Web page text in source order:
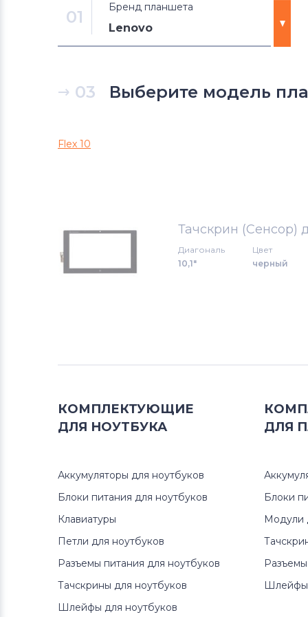
01 Бренд планшета
Lenovo
Тачскрины для планшетов
Тачскрины для планшетов
Тачскрины для планшетов
Rolsen
Тачскрины для планшетов
Тачскрины для планшетов
Клавиатуры
Тачскрины для планшетов
Тачскрины для планшетов
Mystery
03 Выберите модель
Flex 10
Тачскрин (Сенсор)
Диагональ
10,1"
Цвет
черный
КОМПЛЕКТУЮЩИЕ
ДЛЯ НОУТБУКА
Аккумуляторы для ноутбуков
Блоки питания для ноутбуков
Клавиатуры
Петли для ноутбуков
Разъемы питания для ноутбуков
Тачскрины для ноутбуков
Шлейфы для ноутбуков
ДЛЯ
Блоки
Модули
Шлейфы